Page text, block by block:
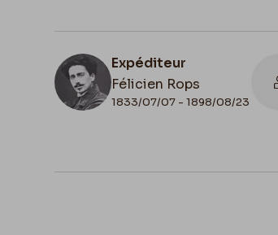
Expéditeur
Félicien Rops
1833/07/07 - 1898/08/23